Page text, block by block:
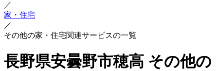
／
家・住宅
／
その他の家・住宅関連サービスの一覧
長野県安曇野市穂高 その他の